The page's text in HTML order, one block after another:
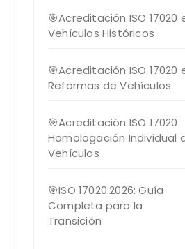
🎯Acreditación ISO 17020
Vehículos Históricos
🎯Acreditación ISO 17020
Reformas de Vehículos
🎯Acreditación ISO 17020
Homologación Individual
Vehículos
🎯ISO 17020:2026: Guía
Completa para la
Transición